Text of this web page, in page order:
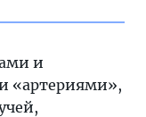
и
«артериями»,